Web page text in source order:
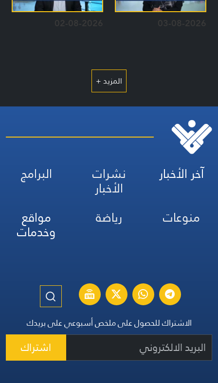
03-08-2026
02-08-2026
المزيد +
آخر الأخبار نشرات
الأخبار
البرامج
منوعات
رياضة مواقع
وخدمات
الاشتراك للحصول على ملخص أسبوعي على بريدك
اشتراك